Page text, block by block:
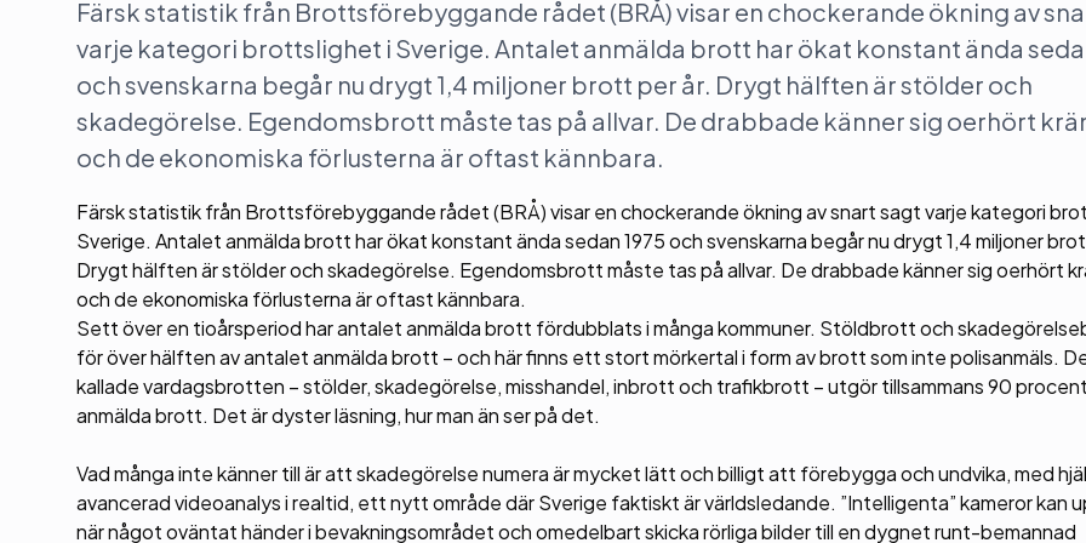
Färsk statistik från Brottsförebyggande rådet (BRÅ) visar en chockerande ökning av
varje kategori brottslighet i Sverige. Antalet anmälda brott har ökat konstant ända
och svenskarna begår nu drygt 1,4 miljoner brott per år. Drygt hälften är stölder och
skadegörelse. Egendomsbrott måste tas på allvar. De drabbade känner sig oerhört
och de ekonomiska förlusterna är oftast kännbara.
Färsk statistik från Brottsförebyggande rådet (BRÅ) visar en chockerande ökning av snart sagt varje kategori
Sverige. Antalet anmälda brott har ökat konstant ända sedan 1975 och svenskarna begår nu drygt 1,4 miljoner
Drygt hälften är stölder och skadegörelse. Egendomsbrott måste tas på allvar. De drabbade känner sig oerhört
och de ekonomiska förlusterna är oftast kännbara.
Sett över en tioårsperiod har antalet anmälda brott fördubblats i många kommuner. Stöldbrott och
för över hälften av antalet anmälda brott – och här finns ett stort mörkertal i form av brott som inte polisanmäls.
kallade vardagsbrotten – stölder, skadegörelse, misshandel, inbrott och trafikbrott – utgör tillsammans 90
anmälda brott. Det är dyster läsning, hur man än ser på det.
Vad många inte känner till är att skadegörelse numera är mycket lätt och billigt att förebygga och undvika, med
avancerad videoanalys i realtid, ett nytt område där Sverige faktiskt är världsledande. ”Intelligenta” kameror kan
när något oväntat händer i bevakningsområdet och omedelbart skicka rörliga bilder till en dygnet runt-bemannad